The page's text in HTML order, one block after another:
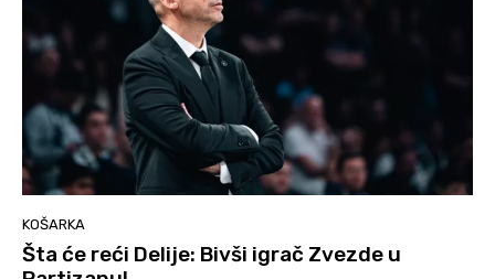
KOŠARKA
Šta će reći Delije: Bivši igrač Zvezde u